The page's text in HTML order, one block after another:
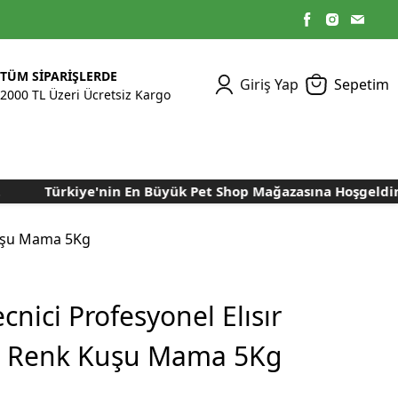
TÜM SİPARİŞLERDE
2000 TL Üzeri Ücretsiz Kargo
Giriş Yap Sepetim
Kümes Ekipmanları
Aydınlatma Sistemleri
Makineleri
Nem Alma Makineleri
Nem ve Isı Ölçer
Kuluçka Malzemeleri
Kedi Yaş Mamaları
Bakım Sağlık
Tasmalar
Bakım Sağlık
Tavşan Yemleri
Türkiye'nin En Büyük Pet Shop Mağazasına Hoşgeldiniz..
Mama 5Kg
Profesyonel Elısır
Kuşu Mama 5Kg